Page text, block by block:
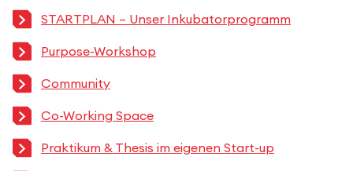
STARTPLAN – Unser Inkubatorprogramm
Purpose-Workshop
Community
Co-Working Space
Praktikum & Thesis im eigenen Start-up